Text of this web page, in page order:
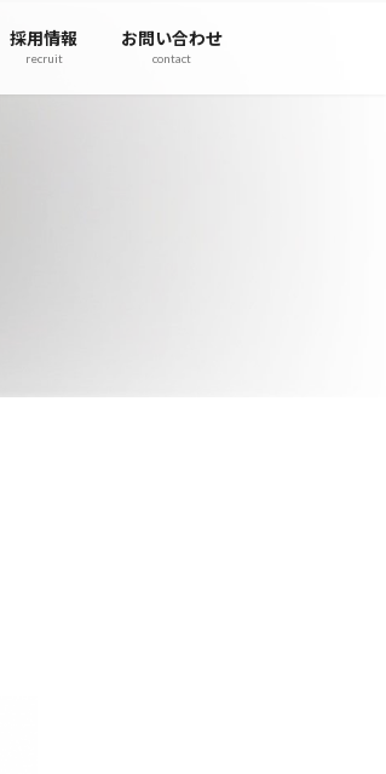
採用情報
recruit
お問い合わせ
contact